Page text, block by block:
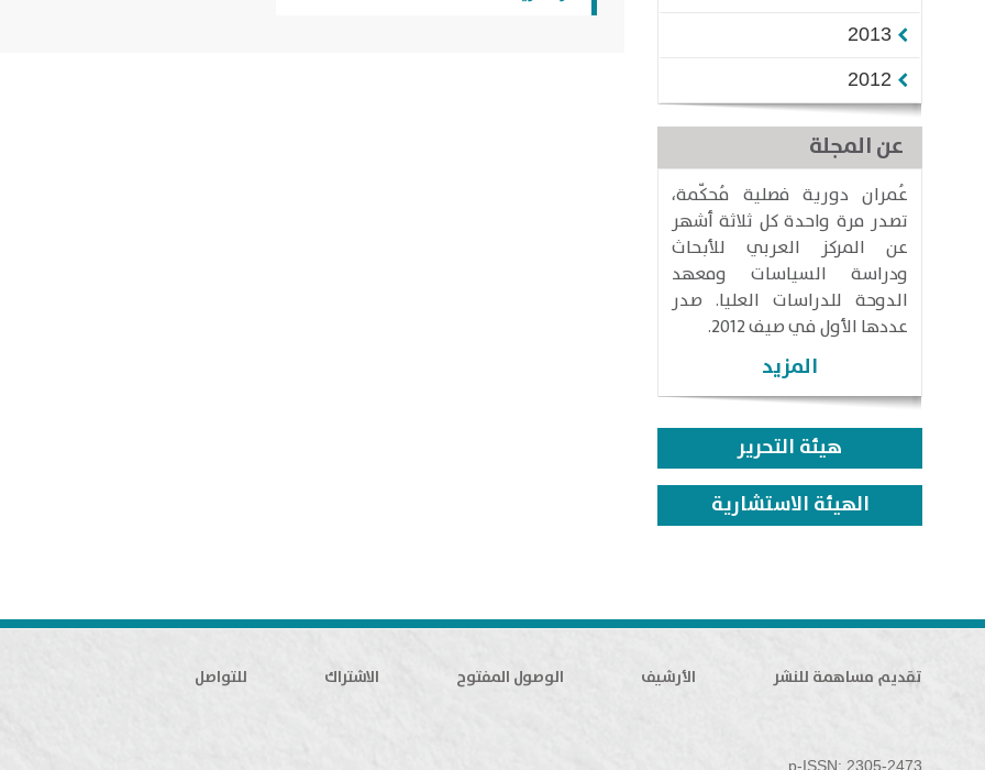
2013
2012
عن المجلة
عُمران دورية فصلية مُحكّمة،
تصدر مرة واحدة كل ثلاثة أشهر
عن المركز العربي للأبحاث
ودراسة السياسات ومعهد
الدوحة للدراسات العليا. صدر
عددها الأول في صيف 2012.
المزيد
هيئة التحرير
الهيئة الاستشارية
تقديم مساهمة للنشر الأرشيف الوصول المفتوح الاشتراك للتواصل
p-ISSN: 2305-2473